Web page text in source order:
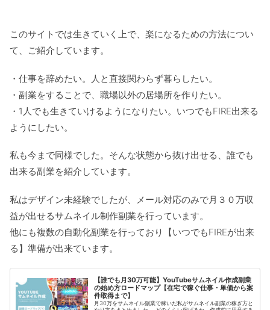
このサイトでは生きていく上で、楽になるための方法につい
て、ご紹介しています。
・仕事を辞めたい。人と直接関わらず暮らしたい。
・副業をすることで、職場以外の居場所を作りたい。
・1人でも生きていけるようになりたい。いつでもFIRE出来る
ようにしたい。
私も今まで同様でした。そんな状態から抜け出せる、誰でも
出来る副業を紹介しています。
私はデザイン未経験でしたが、メール対応のみで月３０万収
益が出せるサムネイル制作副業を行っています。
他にも複数の自動化副業を行っており【いつでもFIREが出来
る】準備が出来ています。
【誰でも月30万可能】YouTubeサムネイル作成副業
の始め方ロードマップ【在宅で稼ぐ仕事・単価から案
件取得まで】
月30万をサムネイル副業で稼いだ私がサムネイル副業の稼ぎ方と